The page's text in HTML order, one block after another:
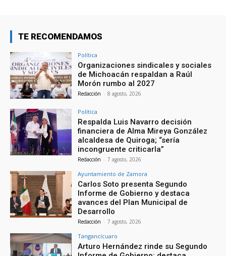
TE RECOMENDAMOS
Política
Organizaciones sindicales y sociales
de Michoacán respaldan a Raúl
Morón rumbo al 2027
Redacción - 8 agosto, 2026
Política
Respalda Luis Navarro decisión
financiera de Alma Mireya González
alcaldesa de Quiroga; “sería
incongruente criticarla”
Redacción - 7 agosto, 2026
Ayuntamiento de Zamora
Carlos Soto presenta Segundo
Informe de Gobierno y destaca
avances del Plan Municipal de
Desarrollo
Redacción - 7 agosto, 2026
Tangancícuaro
Arturo Hernández rinde su Segundo